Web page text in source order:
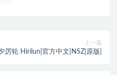
上一篇
厉轮 Hirilun|官方中文|NSZ|原版|